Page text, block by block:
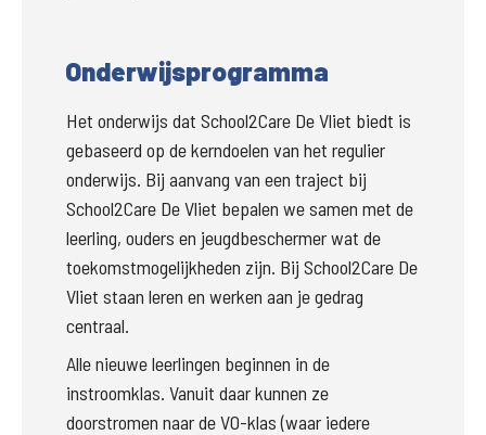
Onderwijsprogramma
Het onderwijs dat School2Care De Vliet biedt is
gebaseerd op de kerndoelen van het regulier
onderwijs. Bij aanvang van een traject bij
School2Care De Vliet bepalen we samen met de
leerling, ouders en jeugdbeschermer wat de
toekomstmogelijkheden zijn. Bij School2Care De
Vliet staan leren en werken aan je gedrag
centraal.
Alle nieuwe leerlingen beginnen in de
instroomklas. Vanuit daar kunnen ze
doorstromen naar de VO-klas (waar iedere